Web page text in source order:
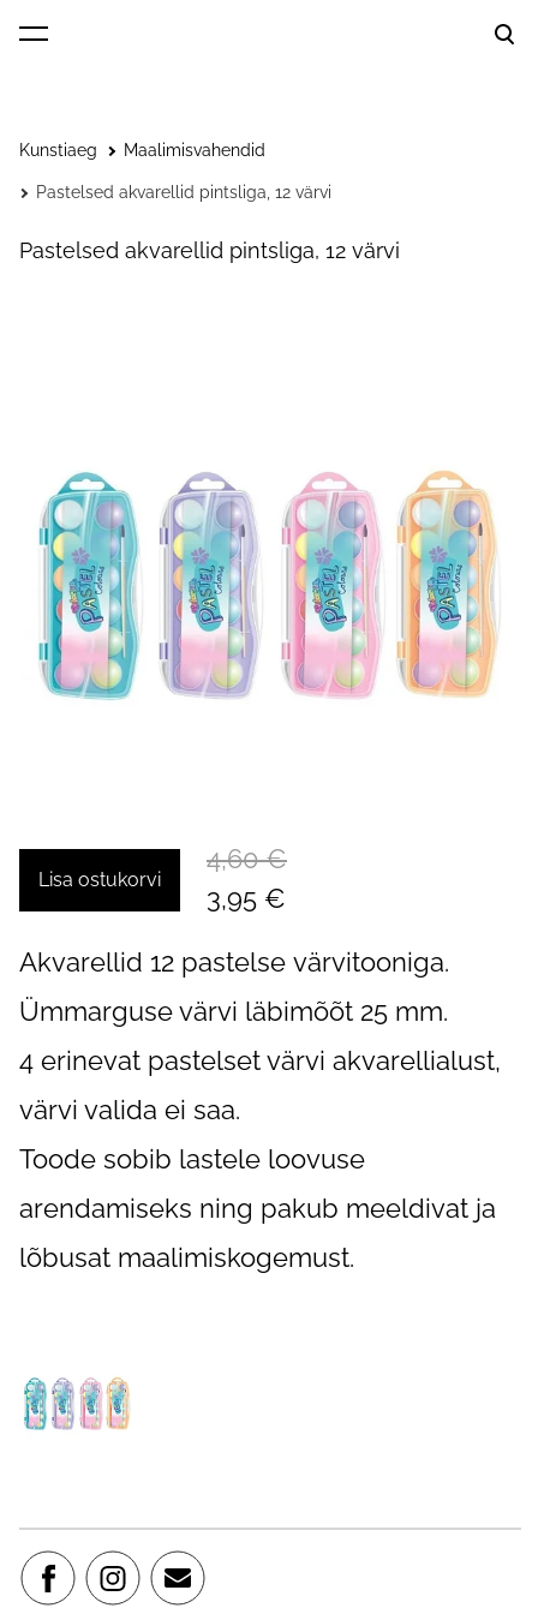
lisati ostukorvi.
Kunstiaeg Maalimisvahendid
Pastelsed akvarellid pintsliga, 12 värvi
Pastelsed akvarellid pintsliga, 12 värvi
Lisa ostukorvi
4,60 €
3,95 €
Akvarellid 12 pastelse värvitooniga.
Ümmarguse värvi läbimõõt 25 mm.
4 erinevat pastelset värvi akvarellialust,
värvi valida ei saa.
Toode sobib lastele loovuse
arendamiseks ning pakub meeldivat ja
lõbusat maalimiskogemust.